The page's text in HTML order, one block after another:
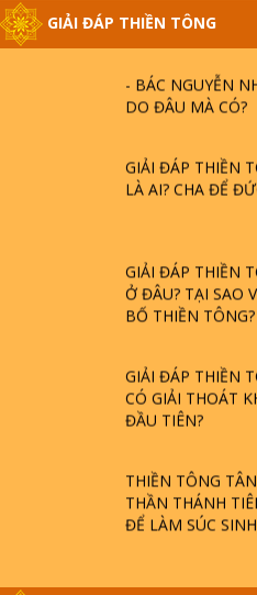
GIẢI ĐÁP THIỀN TÔNG
GIẢI ĐÁP THIỀN
- BÁC NGUYỄN
DO ĐÂU MÀ CÓ?
GIẢI ĐÁP THIỀN
LÀ AI? CHA ĐỂ
GIẢI ĐÁP THIỀN
Ở ĐÂU? TẠI SAO
BỐ THIỀN TÔNG?
GIẢI ĐÁP THIỀN
CÓ GIẢI THOÁT
ĐẦU TIÊN?
THIỀN TÔNG
THẦN THÁNH
ĐỂ LÀM SÚC